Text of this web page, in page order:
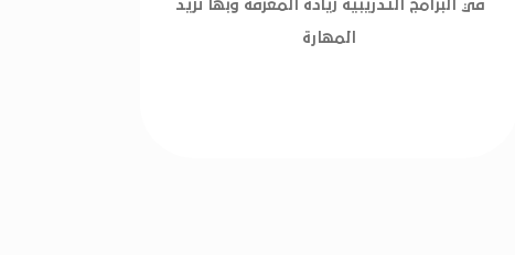
في البرامج التدريبية زيادة المعرفة وبها تزيد
المهارة